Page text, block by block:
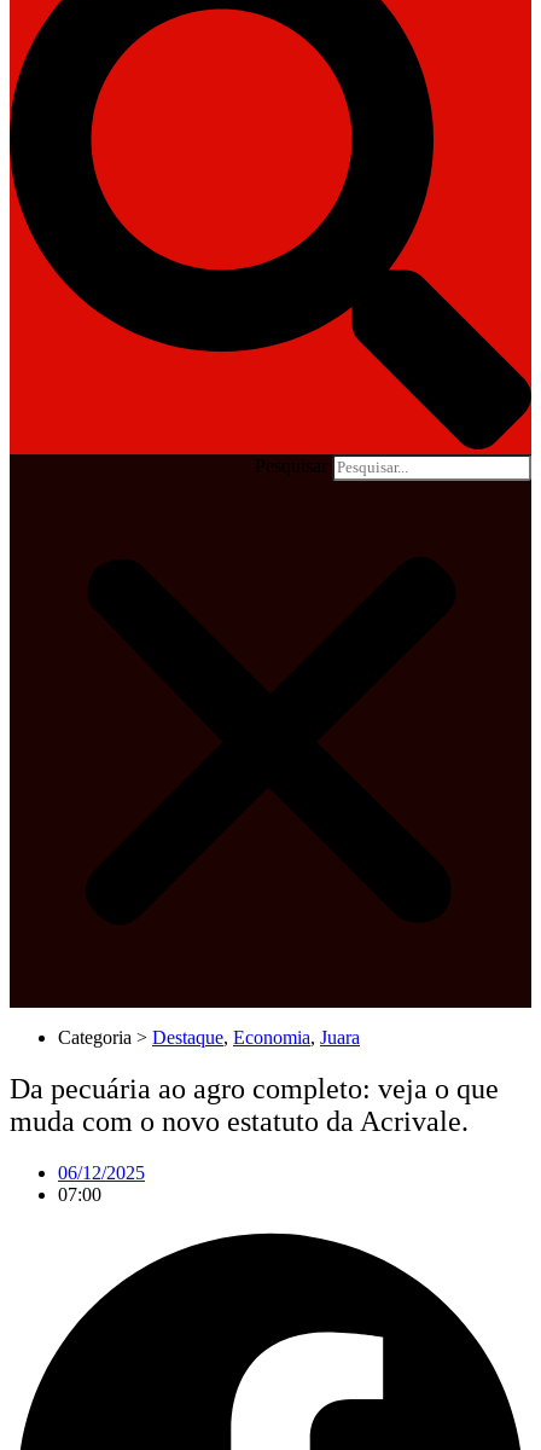
Pesquisar
Categoria > Destaque, Economia, Juara
Da pecuária ao agro completo: veja o que
muda com o novo estatuto da Acrivale.
06/12/2025
07:00